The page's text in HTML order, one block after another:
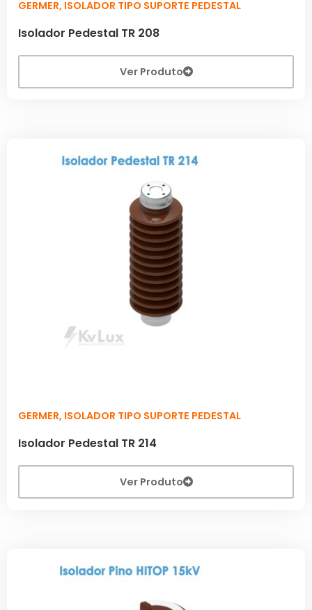
GERMER, ISOLADOR TIPO SUPORTE PEDESTAL
Isolador Pedestal TR 208
Ver Produto
GERMER, ISOLADOR TIPO SUPORTE PEDESTAL
Isolador Pedestal TR 214
Ver Produto